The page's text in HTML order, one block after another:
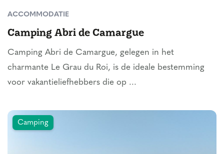
ACCOMMODATIE
Camping Abri de Camargue
Camping Abri de Camargue, gelegen in het
charmante Le Grau du Roi, is de ideale bestemming
voor vakantieliefhebbers die op ...
Camping